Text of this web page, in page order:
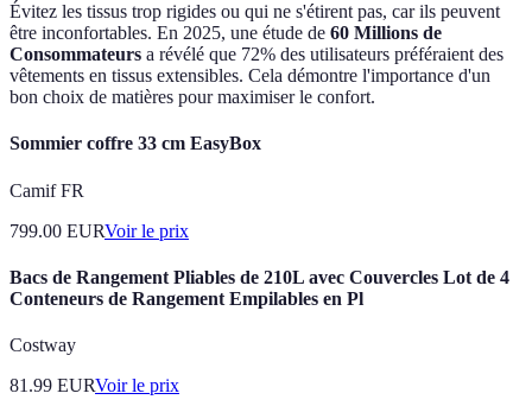
Évitez les tissus trop rigides ou qui ne s'étirent pas, car ils peuvent
être inconfortables. En 2025, une étude de 60 Millions de
Consommateurs a révélé que 72% des utilisateurs préféraient des
vêtements en tissus extensibles. Cela démontre l'importance d'un
bon choix de matières pour maximiser le confort.
Sommier coffre 33 cm EasyBox
Camif FR
799.00 EURVoir le prix
Bacs de Rangement Pliables de 210L avec Couvercles Lot de 4
Conteneurs de Rangement Empilables en Pl
Costway
81.99 EURVoir le prix